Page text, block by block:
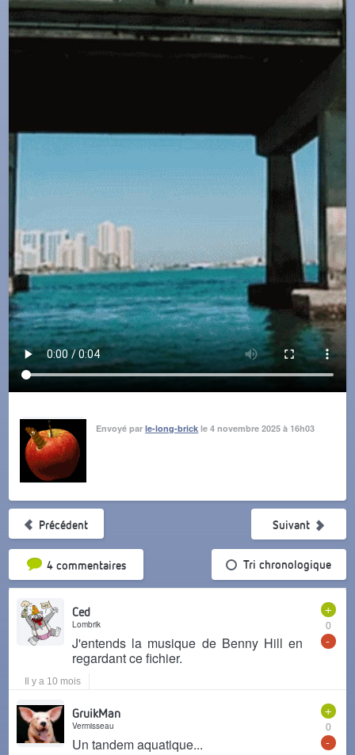
Envoyé parle-long-brick le 4 novembre 2025 à 16h03
Précédent
4 commentairesTri par popularité Tri chronologique
Suivant
+
0
-
Ced
Lombrik
J'entends la musique de Benny Hill en
regardant ce fichier.
Il y a 10 mois
+
0
-
GruikMan
Vermisseau
Un tandem aquatique...